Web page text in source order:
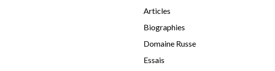
Articles
Biographies
Domaine Russe
Essais